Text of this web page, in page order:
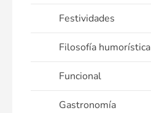
Festividades
Filosofía humorística
Funcional
Gastronomía